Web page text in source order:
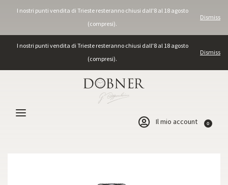
I nostri punti vendita di Trieste resteranno chiusi dall'8 al 18 agosto
(compresi).
Dismiss
I nostri punti vendita di Trieste resteranno chiusi dall'8 al 18 agosto
(compresi).
Dismiss
Il mio account 0